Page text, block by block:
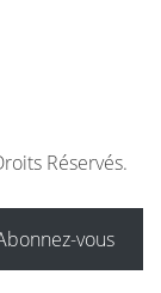
Réservés.
vous